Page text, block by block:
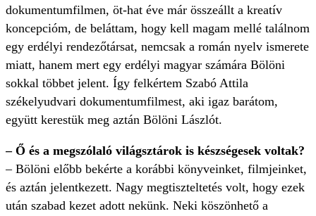
dokumentumfilmen, öt-hat éve már összeállt a kreatív
koncepcióm, de beláttam, hogy kell magam mellé találnom
egy erdélyi rendezőtársat, nemcsak a román nyelv ismerete
miatt, hanem mert egy erdélyi magyar számára Bölöni
sokkal többet jelent. Így felkértem Szabó Attila
székelyudvari dokumentumfilmest, aki igaz barátom,
együtt kerestük meg aztán Bölöni Lászlót.
– Ő és a megszólaló világsztárok is készségesek voltak?
– Bölöni előbb bekérte a korábbi könyveinket, filmjeinket,
és aztán jelentkezett. Nagy megtiszteltetés volt, hogy ezek
után szabad kezet adott nekünk. Neki köszönhető a